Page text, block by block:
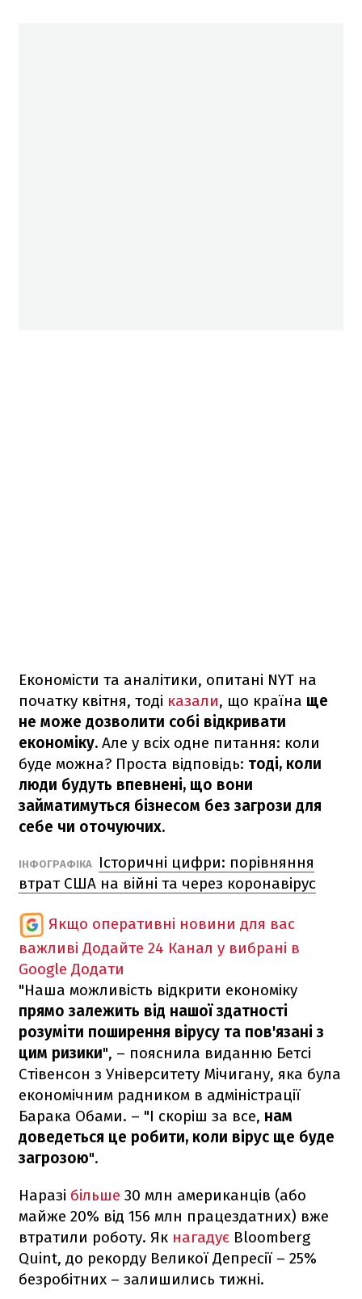
Економісти та аналітики, опитані NYT на
початку квітня, тоді казали, що країна ще
не може дозволити собі відкривати
економіку. Але у всіх одне питання: коли
буде можна? Проста відповідь: тоді, коли
люди будуть впевнені, що вони
займатимуться бізнесом без загрози для
себе чи оточуючих.
ІНФОГРАФІКА
Історичні цифри: порівняння
втрат США на війні та через коронавірус
Якщо оперативні новини для вас
важливі Додайте 24 Канал у вибрані в
Google Додати
"Наша можливість відкрити економіку
прямо залежить від нашої здатності
розуміти поширення вірусу та пов'язані з
цим ризики", – пояснила виданню Бетсі
Стівенсон з Університету Мічигану, яка була
економічним радником в адміністрації
Барака Обами. – "І скоріш за все, нам
доведеться це робити, коли вірус ще буде
загрозою".
Наразі більше 30 млн американців (або
майже 20% від 156 млн працездатних) вже
втратили роботу. Як нагадує Bloomberg
Quint, до рекорду Великої Депресії – 25%
безробітних – залишились тижні.